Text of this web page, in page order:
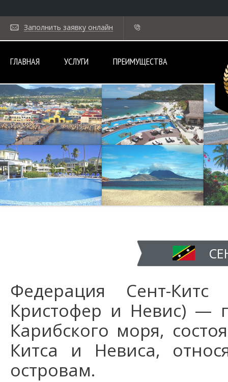
Заполнить заявку онлайн
ГЛАВНАЯ УСЛУГИ ПРЕИМУЩЕСТВА
Федерация Сент-
Кристофер и Невис) —
Карибского моря,
Китса и Невиса,
островам.